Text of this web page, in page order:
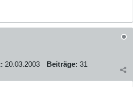
20.03.2003 Beiträge: 31